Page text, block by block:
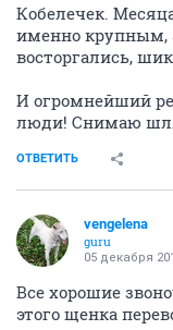
Кобелечек.
именно крупным,
восторгались,
И огромнейший
люди! Снимаю
ОТВЕТИТЬ
vengelena
guru
05 декабря
Все хорошие
этого щенка